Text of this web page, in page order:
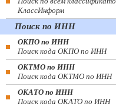
КлассИнформ
Поиск по ИНН
ОКПО по ИНН
Поиск кода ОКПО по ИНН
ОКТМО по ИНН
Поиск кода ОКТМО по ИНН
ОКАТО по ИНН
Поиск кода ОКАТО по ИНН